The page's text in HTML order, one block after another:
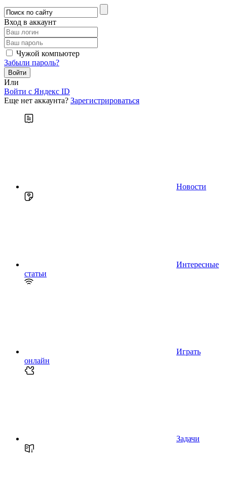
Вход в аккаунт
Чужой компьютер
Забыли пароль?
Или
Войти c Яндекс ID
Еще нет аккаунта? Зарегистрироваться
Новости
Интересные
статьи
Играть
онлайн
Задачи